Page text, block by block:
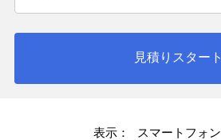
見積りスタート
表示： スマートフォン